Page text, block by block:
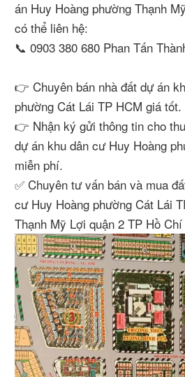
án Huy Hoàng phường Thạnh
có thể liên hệ:
📞 0903 380 680 Phan Tấn
👉 Chuyên bán nhà đất dự án
phường Cát Lái TP HCM giá tốt.
👉 Nhận ký gửi thông tin cho
dự án khu dân cư Huy Hoàng
miễn phí.
✅ Chuyên tư vấn bán và mua
cư Huy Hoàng phường Cát Lái
Thạnh Mỹ Lợi quận 2 TP Hồ